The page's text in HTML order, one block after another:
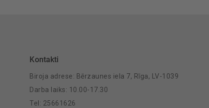
Kontakti
Biroja adrese: Bērzaunes iela 7, Rīga, LV-1039
Darba laiks: 10.00-17.30
Tel: 25661626